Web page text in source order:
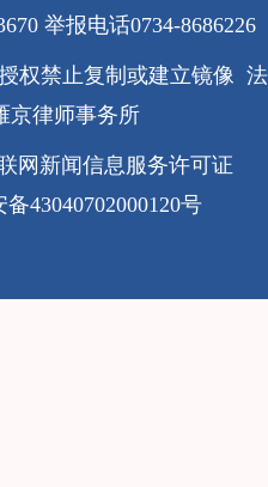
举报电话0734-8686226
权禁止复制或建立镜像 法
京律师事务所
网新闻信息服务许可证
43040702000120号